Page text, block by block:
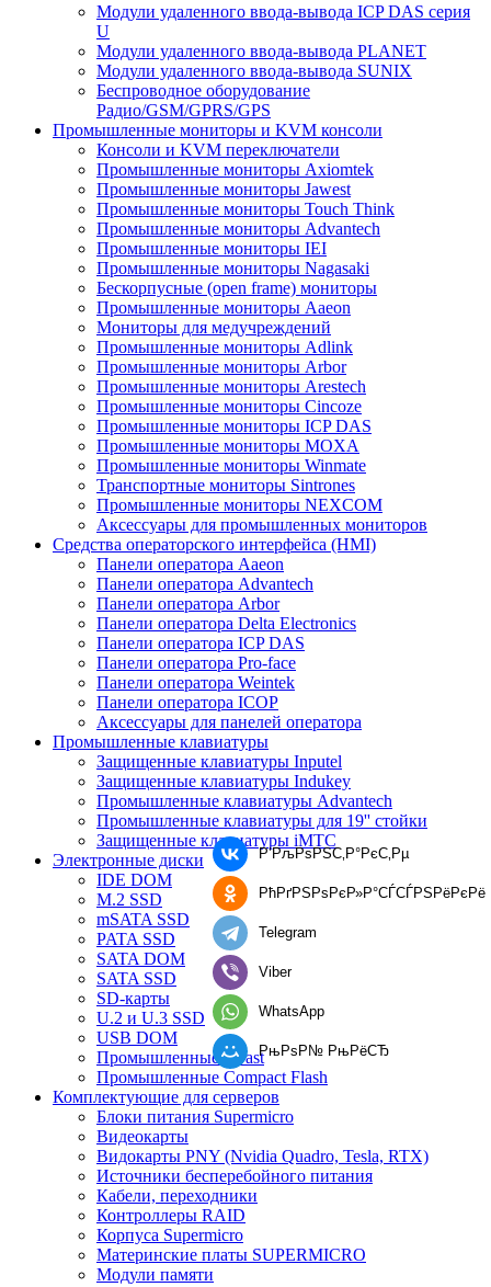
Модули удаленного ввода-вывода ICP DAS серия
U
Модули удаленного ввода-вывода PLANET
Модули удаленного ввода-вывода SUNIX
Беспроводное оборудование
Радио/GSM/GPRS/GPS
Промышленные мониторы и KVM консоли
Консоли и KVM переключатели
Промышленные мониторы Axiomtek
Промышленные мониторы Jawest
Промышленные мониторы Touch Think
Промышленные мониторы Advantech
Промышленные мониторы IEI
Промышленные мониторы Nagasaki
Бескорпусные (open frame) мониторы
Промышленные мониторы Aaeon
Мониторы для медучреждений
Промышленные мониторы Adlink
Промышленные мониторы Arbor
Промышленные мониторы Arestech
Промышленные мониторы Cincoze
Промышленные мониторы ICP DAS
Промышленные мониторы MOXA
Промышленные мониторы Winmate
Транспортные мониторы Sintrones
Промышленные мониторы NEXCOM
Аксессуары для промышленных мониторов
Средства операторского интерфейса (HMI)
Панели оператора Aaeon
Панели оператора Advantech
Панели оператора Arbor
Панели оператора Delta Electronics
Панели оператора ICP DAS
Панели оператора Pro-face
Панели оператора Weintek
Панели оператора ICOP
Аксессуары для панелей оператора
Промышленные клавиатуры
Защищенные клавиатуры Inputel
Защищенные клавиатуры Indukey
Промышленные клавиатуры Advantech
Промышленные клавиатуры для 19'' стойки
Защищенные клавиатуры iMTC
Электронные диски
IDE DOM
M.2 SSD
mSATA SSD
PATA SSD
SATA DOM
SATA SSD
SD-карты
U.2 и U.3 SSD
USB DOM
Промышленные CFast
Промышленные Compact Flash
Комплектующие для серверов
Блоки питания Supermicro
Видеокарты
Видокарты PNY (Nvidia Quadro, Tesla, RTX)
Источники бесперебойного питания
Кабели, переходники
Контроллеры RAID
Корпуса Supermicro
Материнские платы SUPERMICRO
Модули памяти
Р’РљРѕРЅС‚Р°РєС‚Рµ
РћРґРЅРѕРєР»Р°СЃСЃРЅРёРєРё
Telegram
Viber
WhatsApp
РњРѕР№ РњРёСЂ